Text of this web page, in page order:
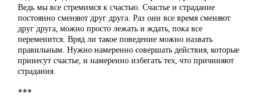
Ведь мы все стремимся к счастью. Счастье и страдание
постоянно сменяют друг друга. Раз они все время сменяют
друг друга, можно просто лежать и ждать, пока все
переменится. Вряд ли такое поведение можно назвать
правильным. Нужно намеренно совершать действия, которые
принесут счастье, и намеренно избегать тех, что причиняют
страдания.
***